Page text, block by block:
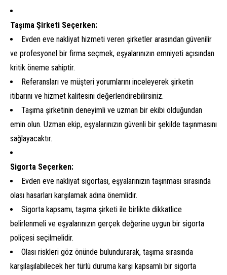
Taşıma Şirketi Seçerken:
Evden eve nakliyat hizmeti veren şirketler arasından güvenilir
ve profesyonel bir firma seçmek, eşyalarınızın emniyeti açısından
kritik öneme sahiptir.
Referansları ve müşteri yorumlarını inceleyerek şirketin
itibarını ve hizmet kalitesini değerlendirebilirsiniz.
Taşıma şirketinin deneyimli ve uzman bir ekibi olduğundan
emin olun. Uzman ekip, eşyalarınızın güvenli bir şekilde taşınmasını
sağlayacaktır.
Sigorta Seçerken:
Evden eve nakliyat sigortası, eşyalarınızın taşınması sırasında
olası hasarları karşılamak adına önemlidir.
Sigorta kapsamı, taşıma şirketi ile birlikte dikkatlice
belirlenmeli ve eşyalarınızın gerçek değerine uygun bir sigorta
poliçesi seçilmelidir.
Olası riskleri göz önünde bulundurarak, taşıma sırasında
karşılaşılabilecek her türlü duruma karşı kapsamlı bir sigorta